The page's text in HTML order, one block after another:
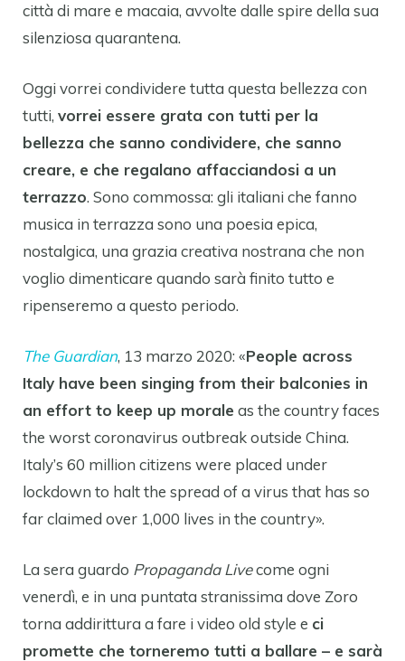
città di mare e macaia, avvolte dalle spire della sua
silenziosa quarantena.
Oggi vorrei condividere tutta questa bellezza con
tutti, vorrei essere grata con tutti per la
bellezza che sanno condividere, che sanno
creare, e che regalano affacciandosi a un
terrazzo. Sono commossa: gli italiani che fanno
musica in terrazza sono una poesia epica,
nostalgica, una grazia creativa nostrana che non
voglio dimenticare quando sarà finito tutto e
ripenseremo a questo periodo.
The Guardian, 13 marzo 2020: «People across
Italy have been singing from their balconies in
an effort to keep up morale as the country faces
the worst coronavirus outbreak outside China.
Italy’s 60 million citizens were placed under
lockdown to halt the spread of a virus that has so
far claimed over 1,000 lives in the country».
La sera guardo Propaganda Livecome ogni
venerdì, e in una puntata stranissima dove Zoro
torna addirittura a fare i video old style e ci
promette che torneremo tutti a ballare – e sarà